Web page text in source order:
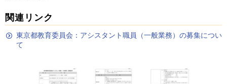
関連リンク
東京都教育委員会：アシスタント職員（一般業務）の募集につい
て